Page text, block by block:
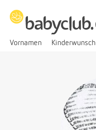
Vornamen Kinderwunsch